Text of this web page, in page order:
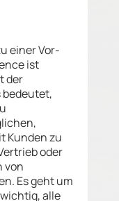
einer Vor-
ist
der
Kunden zu
oder
von
Es geht um
alle